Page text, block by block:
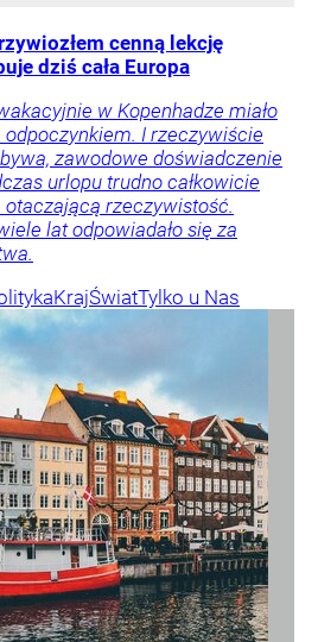
cenną lekcję
dziś cała Europa
w Kopenhadze miało
I rzeczywiście
zawodowe doświadczenie
urlopu trudno całkowicie
rzeczywistość.
lat odpowiadało się za
KrajŚwiatTylko u Nas